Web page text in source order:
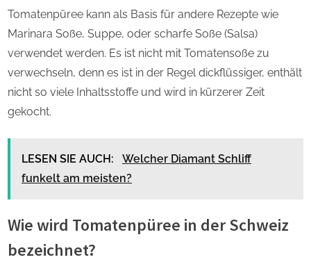
Tomatenpüree kann als Basis für andere Rezepte wie
Marinara Soße, Suppe, oder scharfe Soße (Salsa)
verwendet werden. Es ist nicht mit Tomatensoße zu
verwechseln, denn es ist in der Regel dickflüssiger, enthält
nicht so viele Inhaltsstoffe und wird in kürzerer Zeit
gekocht.
LESEN SIE AUCH:
Welcher Diamant Schliff
funkelt am meisten?
Wie wird Tomatenpüree in der Schweiz
bezeichnet?